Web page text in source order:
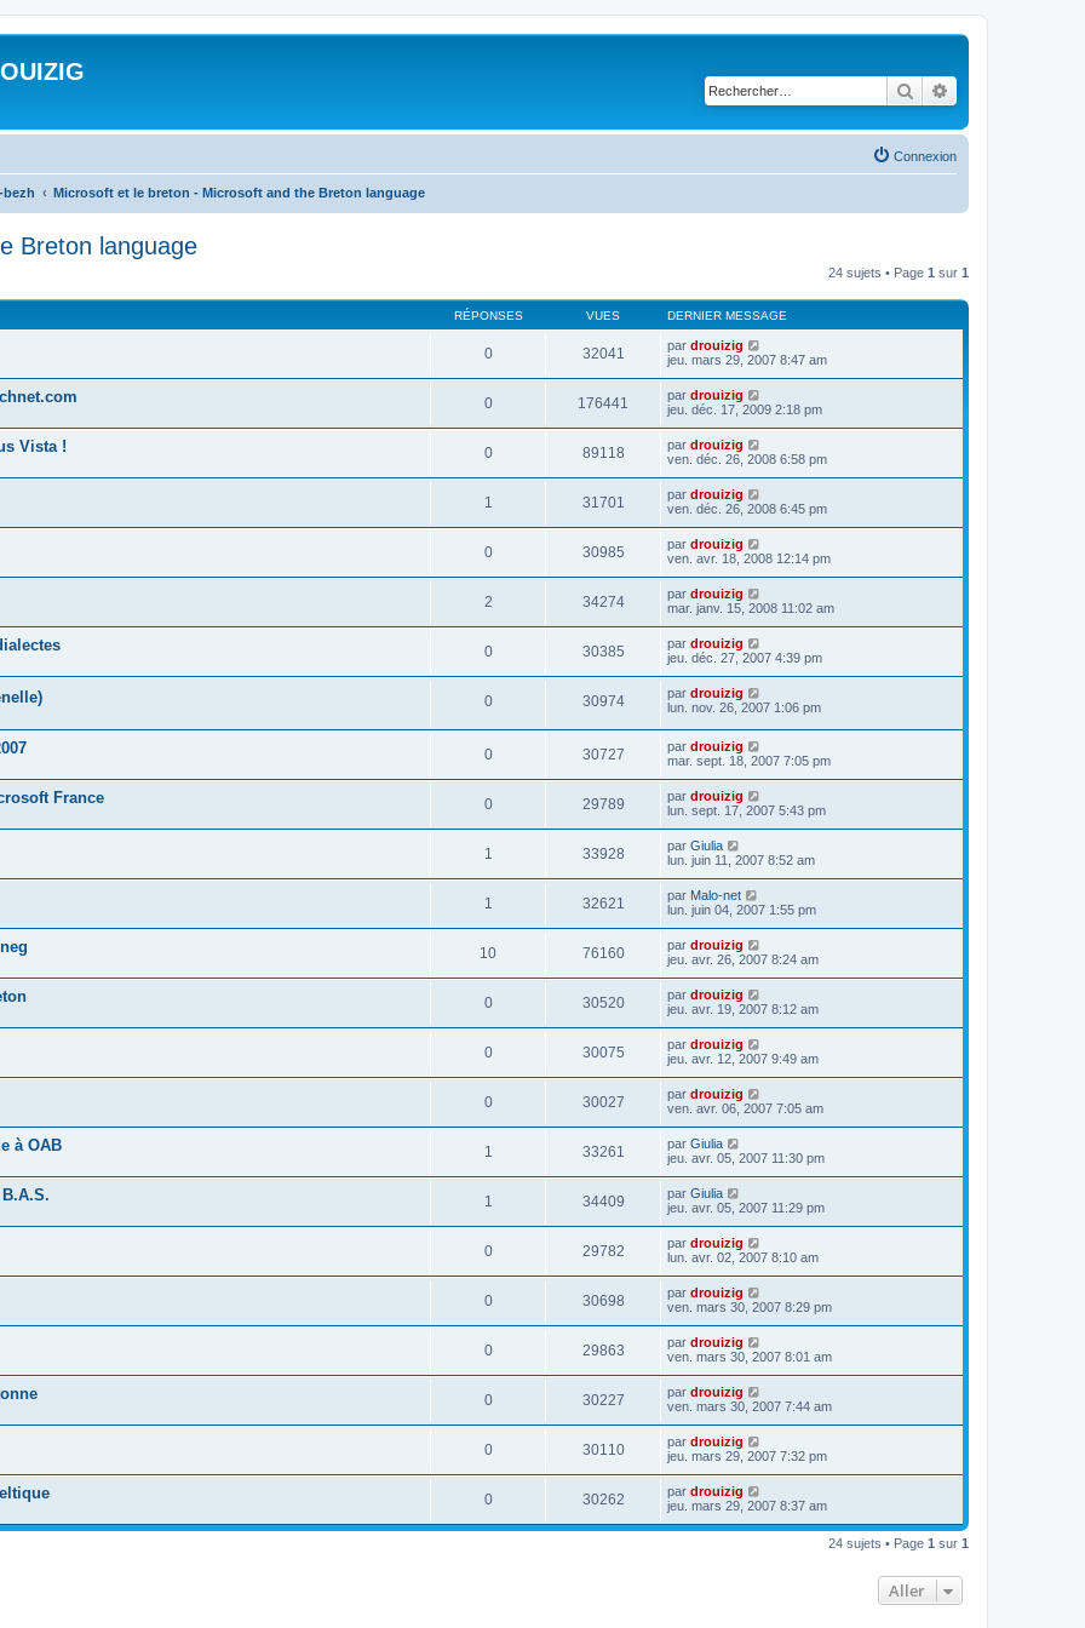
Rechercher
Connexion
bezh Microsoft et le breton - Microsoft and the Breton language
Breton language
24 sujets • Page 1 sur 1
RÉPONSES VUES DERNIER MESSAGE
0 32041 par drouizig
jeu. mars 29, 2007 8:47 am
0 176441 par drouizig
jeu. déc. 17, 2009 2:18 pm
Vista ! 0 89118 par drouizig
ven. déc. 26, 2008 6:58 pm
1 31701 par drouizig
ven. déc. 26, 2008 6:45 pm
0 30985 par drouizig
ven. avr. 18, 2008 12:14 pm
2 34274 par drouizig
mar. janv. 15, 2008 11:02 am
0 30385 par drouizig
jeu. déc. 27, 2007 4:39 pm
0 30974 par drouizig
lun. nov. 26, 2007 1:06 pm
0 30727 par drouizig
mar. sept. 18, 2007 7:05 pm
France 0 29789 par drouizig
lun. sept. 17, 2007 5:43 pm
1 33928 par Giulia
lun. juin 11, 2007 8:52 am
1 32621 par Malo-net
lun. juin 04, 2007 1:55 pm
10 76160 par drouizig
jeu. avr. 26, 2007 8:24 am
0 30520 par drouizig
jeu. avr. 19, 2007 8:12 am
0 30075 par drouizig
jeu. avr. 12, 2007 9:49 am
0 30027 par drouizig
ven. avr. 06, 2007 7:05 am
à OAB 1 33261 par Giulia
jeu. avr. 05, 2007 11:30 pm
1 34409 par Giulia
jeu. avr. 05, 2007 11:29 pm
0 29782 par drouizig
lun. avr. 02, 2007 8:10 am
0 30698 par drouizig
ven. mars 30, 2007 8:29 pm
0 29863 par drouizig
ven. mars 30, 2007 8:01 am
0 30227 par drouizig
ven. mars 30, 2007 7:44 am
0 30110 par drouizig
jeu. mars 29, 2007 7:32 pm
0 30262 par drouizig
jeu. mars 29, 2007 8:37 am
24 sujets • Page 1 sur 1
Aller